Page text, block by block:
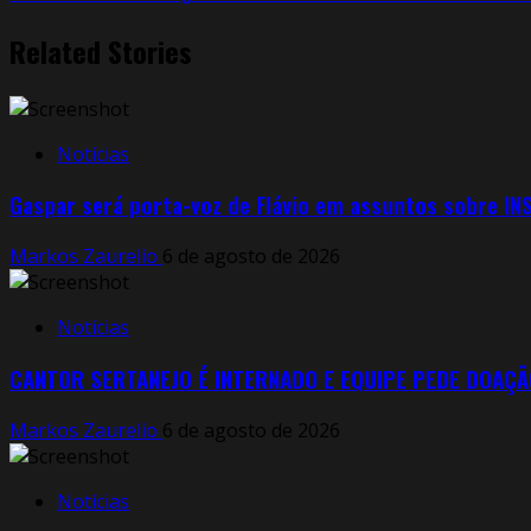
Reading
Related Stories
Notícias
Gaspar será porta-voz de Flávio em assuntos sobre
Markos Zaurelio 6 de agosto de 2026
Notícias
CANTOR SERTANEJO É INTERNADO E EQUIPE PEDE
Markos Zaurelio 6 de agosto de 2026
Notícias